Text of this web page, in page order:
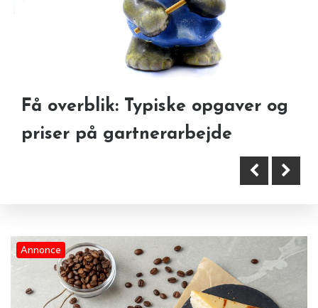
Grøn kaffe-kultur: Vejen til en
Kuskens arbejde og økonomi set
Få overblik: Typiske opgaver og
priser på gartnerarbejde
Annonce